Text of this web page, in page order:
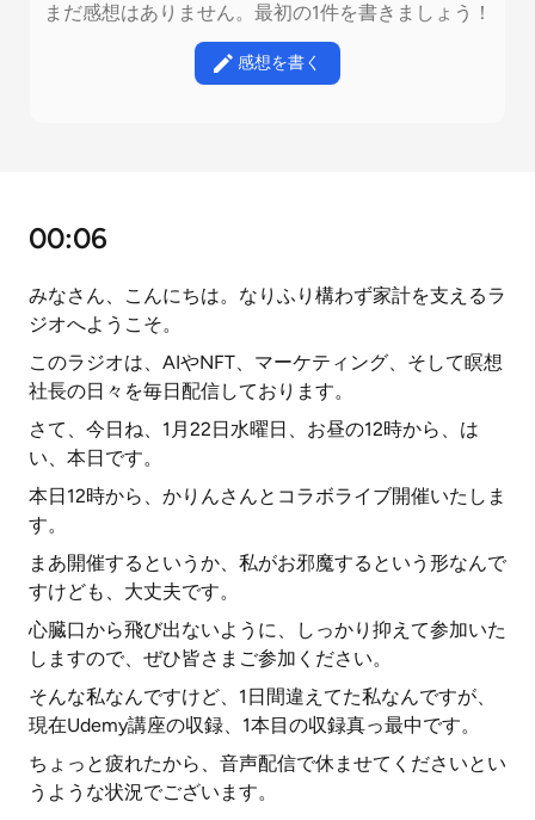
まだ感想はありません。最初の1件を書きましょう！
感想を書く
00:06
みなさん、こんにちは。なりふり構わず家計を支えるラ
ジオへようこそ。
このラジオは、AIやNFT、マーケティング、そして瞑想
社長の日々を毎日配信しております。
さて、今日ね、1月22日水曜日、お昼の12時から、は
い、本日です。
本日12時から、かりんさんとコラボライブ開催いたしま
す。
まあ開催するというか、私がお邪魔するという形なんで
すけども、大丈夫です。
心臓口から飛び出ないように、しっかり抑えて参加いた
しますので、ぜひ皆さまご参加ください。
そんな私なんですけど、1日間違えてた私なんですが、
現在Udemy講座の収録、1本目の収録真っ最中です。
ちょっと疲れたから、音声配信で休ませてくださいとい
うような状況でございます。